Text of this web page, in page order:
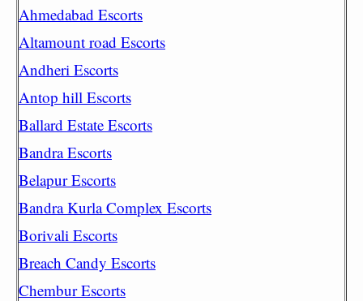
Ahmedabad Escorts
Altamount road Escorts
Andheri Escorts
Antop hill Escorts
Ballard Estate Escorts
Bandra Escorts
Belapur Escorts
Bandra Kurla Complex Escorts
Borivali Escorts
Breach Candy Escorts
Chembur Escorts